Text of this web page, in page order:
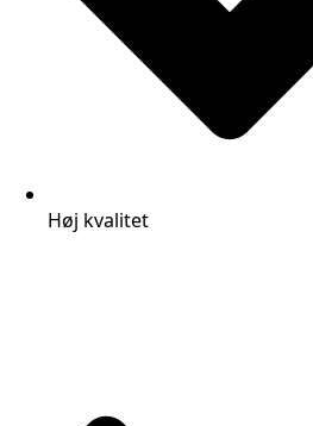
Høj kvalitet